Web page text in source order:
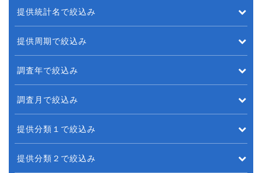
提供統計名で絞込み
提供周期で絞込み
調査年で絞込み
調査月で絞込み
提供分類１で絞込み
提供分類２で絞込み